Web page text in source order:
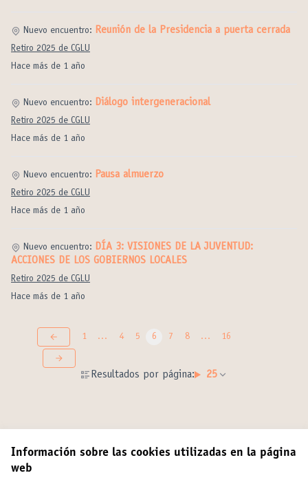
Información sobre las cookies utilizadas en la página
web
Hace más de 1 año
Nuevo encuentro: Reunión de la Presidencia a puerta cerrada
Retiro 2025 de CGLU
Hace más de 1 año
Nuevo encuentro: Diálogo intergeneracional
Retiro 2025 de CGLU
Hace más de 1 año
Nuevo encuentro: Pausa almuerzo
Retiro 2025 de CGLU
Hace más de 1 año
Nuevo encuentro: DÍA 3: VISIONES DE LA JUVENTUD:
ACCIONES DE LOS GOBIERNOS LOCALES
Retiro 2025 de CGLU
Resultados por página: 25
1 … 4 5 6 7 8 … 16
Términos y condiciones de uso